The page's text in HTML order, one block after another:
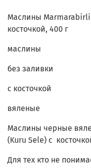
Маслины
косточкой, 400 г
маслины
без заливки
с косточкой
вяленые
Маслины черные
(Kuru Sele) с
Для тех кто не